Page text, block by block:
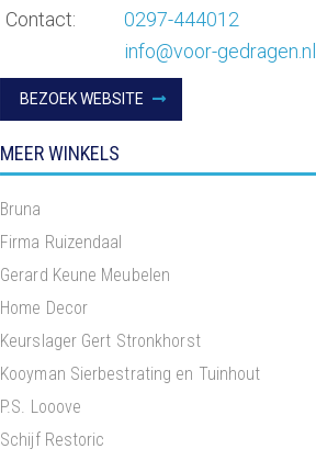
Contact:
0297-444012
info@voor-gedragen.nl
BEZOEK WEBSITE
MEER WINKELS
Bruna
Firma Ruizendaal
Gerard Keune Meubelen
Home Decor
Keurslager Gert Stronkhorst
Kooyman Sierbestrating en Tuinhout
P.S. Looove
Schijf Restoric